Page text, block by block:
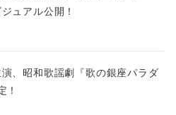
ュアル公開！
、昭和歌謡劇『歌の銀座パラダ
！